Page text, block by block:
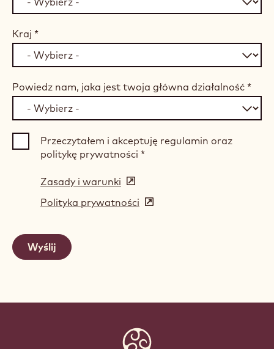
Kraj *
Powiedz nam, jaka jest twoja główna działalność *
Przeczytałem i akceptuję regulamin oraz
politykę prywatności *
Zasady i warunki (opens
a
Polityka prywatności (opens